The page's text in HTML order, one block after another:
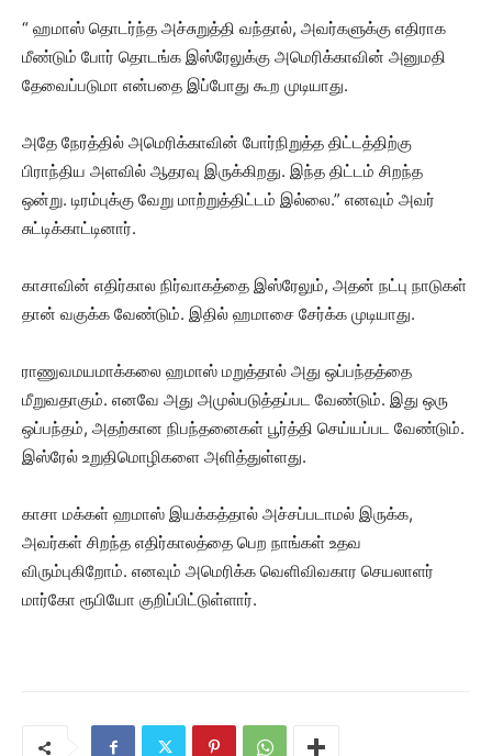
“ ஹமாஸ் தொடர்ந்த அச்சுறுத்தி வந்தால், அவர்களுக்கு எதிராக
மீண்டும் போர் தொடங்க இஸ்ரேலுக்கு அமெரிக்காவின் அனுமதி
தேவைப்படுமா என்பதை இப்போது கூற முடியாது.
அதே நேரத்தில் அமெரிக்காவின் போர்நிறுத்த திட்டத்திற்கு
பிராந்திய அளவில் ஆதரவு இருக்கிறது. இந்த திட்டம் சிறந்த
ஒன்று. டிரம்புக்கு வேறு மாற்றுத்திட்டம் இல்லை.” எனவும் அவர்
சுட்டிக்காட்டினார்.
காசாவின் எதிர்கால நிர்வாகத்தை இஸ்ரேலும், அதன் நட்பு நாடுகள்
தான் வகுக்க வேண்டும். இதில் ஹமாசை சேர்க்க முடியாது.
ராணுவமயமாக்கலை ஹமாஸ் மறுத்தால் அது ஒப்பந்தத்தை
மீறுவதாகும். எனவே அது அமுல்படுத்தப்பட வேண்டும். இது ஒரு
ஒப்பந்தம், அதற்கான நிபந்தனைகள் பூர்த்தி செய்யப்பட வேண்டும்.
இஸ்ரேல் உறுதிமொழிகளை அளித்துள்ளது.
காசா மக்கள் ஹமாஸ் இயக்கத்தால் அச்சப்படாமல் இருக்க,
அவர்கள் சிறந்த எதிர்காலத்தை பெற நாங்கள் உதவ
விரும்புகிறோம். எனவும் அமெரிக்க வெளிவிவகார செயலாளர்
மார்கோ ரூபியோ குறிப்பிட்டுள்ளார்.